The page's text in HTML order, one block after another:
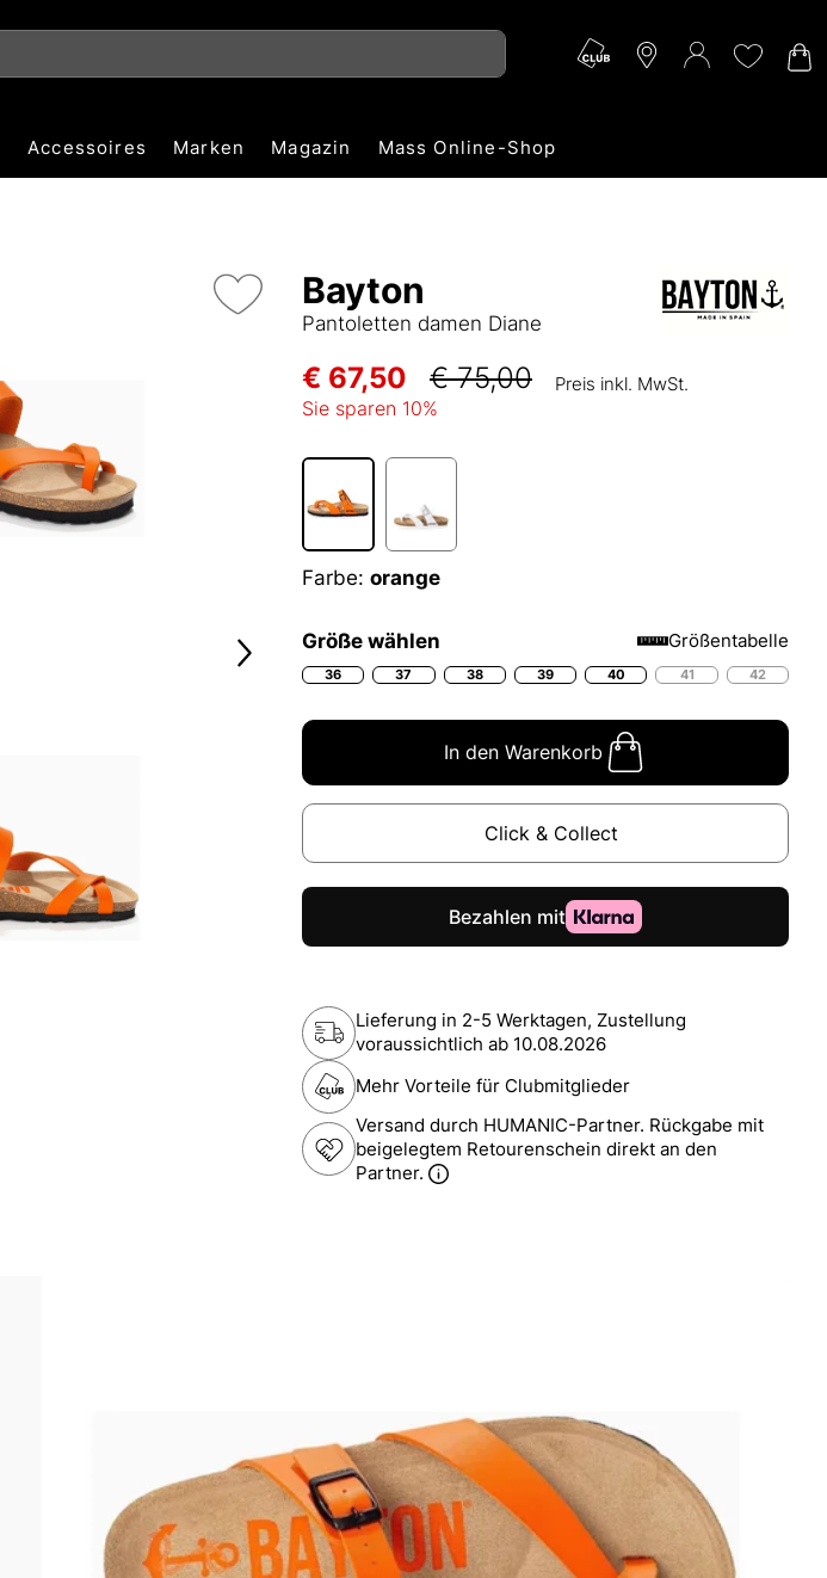
Accessoires Marken Magazin Mass Online-Shop
Bayton
Pantoletten damen Diane
€ 67,50 € 75,00 Preis inkl. MwSt.
Sie sparen 10%
Farbe: orange
Größe wählen Größentabelle
36 37 38 39 40 41 42
In den Warenkorb
Click & Collect
Lieferung in 2-5 Werktagen, Zustellung
voraussichtlich ab 10.08.2026
Mehr Vorteile für Clubmitglieder
Versand durch HUMANIC-Partner. Rückgabe mit
beigelegtem Retourenschein direkt an den
Partner.